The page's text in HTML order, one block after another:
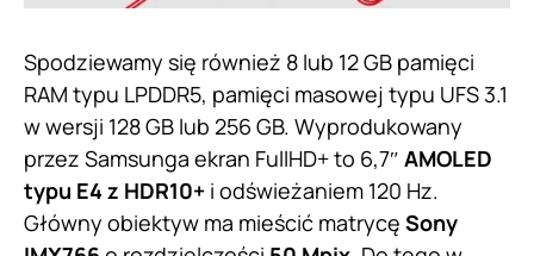
Spodziewamy się również 8 lub 12 GB pamięci
RAM typu LPDDR5, pamięci masowej typu UFS 3.1
w wersji 128 GB lub 256 GB. Wyprodukowany
przez Samsunga ekran FullHD+ to 6,7″ AMOLED
typu E4 z HDR10+ i odświeżaniem 120 Hz.
Główny obiektyw ma mieścić matrycę Sony